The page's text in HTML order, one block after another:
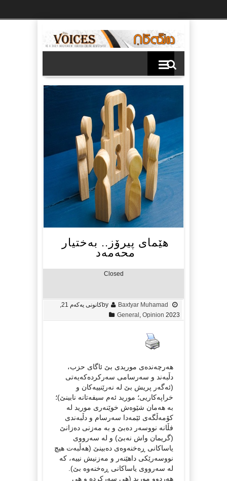
هێمای پیرۆز.. بەختیار
محەمەد
Closed
by Baxtyar Muhamad
2023
General Opinion
هه‌رچه‌نده‌ی موریدی بێ ئاگای حزب،
دڵبه‌ند و سه‌رسامی سه‌ركرده‌كه‌یه‌تی
(ئه‌گه‌ر پریش بێ له‌ نه‌رێنییه‌كان و
خراپه‌كاریی؛ مورید ئه‌م سیفه‌تانه‌ نابینێ)؛
به‌ هه‌مان شێوه‌ش خوێنه‌ری مورید له‌
كۆمه‌ڵگه‌ی ئێمه‌دا سه‌رسام و دڵبه‌ندی
فڵانه‌ نووسه‌ر ده‌بێ و به‌ مه‌زنی ده‌زانێ
(گریمان واش نه‌بێ) و له‌ سه‌رووی
یاساكانی ڕه‌خنه‌وه‌ی ده‌بینێ (هه‌ڵبه‌ت هیچ
نووسه‌رێكی داهێنه‌ر و مه‌زنیش نییه‌، كه‌
له‌ سه‌رووی یاساكانی ڕه‌خنه‌وه‌ بێ).
هه‌ردوو مورید (هی سه‌ركرده‌ و هی